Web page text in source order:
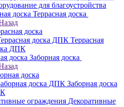
для благоустройства
Террасная доска
доска
Террасная
ДПК
Заборная доска
доска
Заборная доска
Декоративные